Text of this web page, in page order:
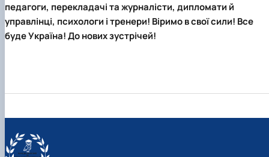
педагоги, перекладачі та журналісти, дипломати й
управлінці, психологи і тренери! Віримо в свої сили! Все
буде Україна! До нових зустрічей!